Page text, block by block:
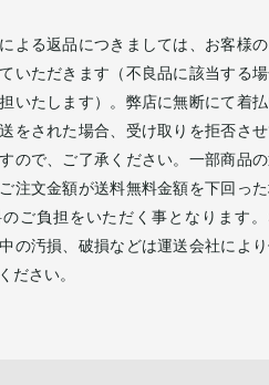
よる返品につきましては、お客様
いただきます（不良品に該当する
いたします）。弊店に無断にて着
をされた場合、受け取りを拒否さ
ので、ご了承ください。一部商品の
注文金額が送料無料金額を下回っ
ご負担をいただく事となります。
の汚損、破損などは運送会社によ
ださい。